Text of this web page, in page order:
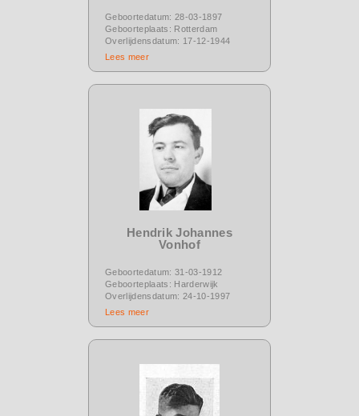
Geboortedatum: 28-03-1897
Geboorteplaats: Rotterdam
Overlijdensdatum: 17-12-1944
Lees meer
Hendrik Johannes
Vonhof
Geboortedatum: 31-03-1912
Geboorteplaats: Harderwijk
Overlijdensdatum: 24-10-1997
Lees meer